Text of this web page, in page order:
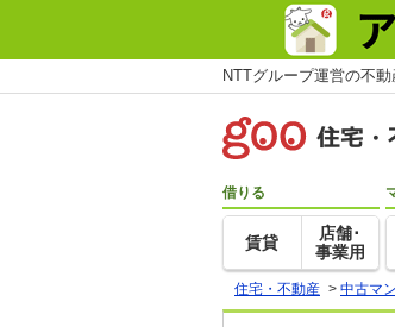
NTTグループ運営の不
借りる
賃貸
店舗･
事業用
住宅・不動産 > 中古マ